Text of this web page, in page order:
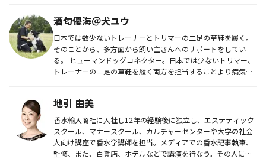
酒匂優海＠犬ユウ
日本では数少ないトレーナーとトリマーの二足の草鞋を履く。
そのことから、多方面から飼い主さんへのサポートをしてい
る。 ヒューマンドッグコネクター。日本では少ないトリマー、
トレーナーの二足の草鞋を履く両方を担当することより病気予
地引 由美
香水輸入商社に入社し12年の経験後に独立し、エステティック
スクール、マナースクール、カルチャーセンターや大学の社会
人向け講座で香水学講師を担当。メディアでの香水記事執筆、
監修、また、百貨店、ホテルなどで講演を行なう。その人に最